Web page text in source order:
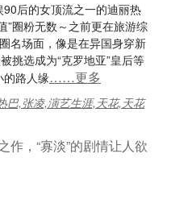
后的女顶流之一的迪丽热
”圈粉无数～之前更在旅游综
名场面，像是在异国身穿新
挑选成为“克罗地亚”皇后等
的路人缘……更多
巴,张凌,演艺生涯,天花,天花